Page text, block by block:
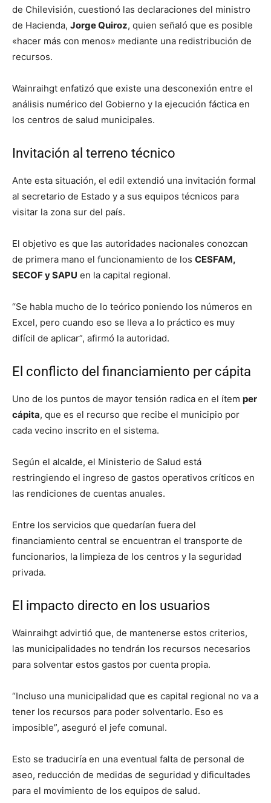
de Chilevisión, cuestionó las declaraciones del ministro
de Hacienda, Jorge Quiroz, quien señaló que es posible
«hacer más con menos» mediante una redistribución de
recursos.
Wainraihgt enfatizó que existe una desconexión entre el
análisis numérico del Gobierno y la ejecución fáctica en
los centros de salud municipales.
Invitación al terreno técnico
Ante esta situación, el edil extendió una invitación formal
al secretario de Estado y a sus equipos técnicos para
visitar la zona sur del país.
El objetivo es que las autoridades nacionales conozcan
de primera mano el funcionamiento de los CESFAM,
SECOF y SAPU en la capital regional.
“Se habla mucho de lo teórico poniendo los números en
Excel, pero cuando eso se lleva a lo práctico es muy
difícil de aplicar”, afirmó la autoridad.
El conflicto del financiamiento per cápita
Uno de los puntos de mayor tensión radica en el ítem per
cápita, que es el recurso que recibe el municipio por
cada vecino inscrito en el sistema.
Según el alcalde, el Ministerio de Salud está
restringiendo el ingreso de gastos operativos críticos en
las rendiciones de cuentas anuales.
Entre los servicios que quedarían fuera del
financiamiento central se encuentran el transporte de
funcionarios, la limpieza de los centros y la seguridad
privada.
El impacto directo en los usuarios
Wainraihgt advirtió que, de mantenerse estos criterios,
las municipalidades no tendrán los recursos necesarios
para solventar estos gastos por cuenta propia.
“Incluso una municipalidad que es capital regional no va a
tener los recursos para poder solventarlo. Eso es
imposible”, aseguró el jefe comunal.
Esto se traduciría en una eventual falta de personal de
aseo, reducción de medidas de seguridad y dificultades
para el movimiento de los equipos de salud.